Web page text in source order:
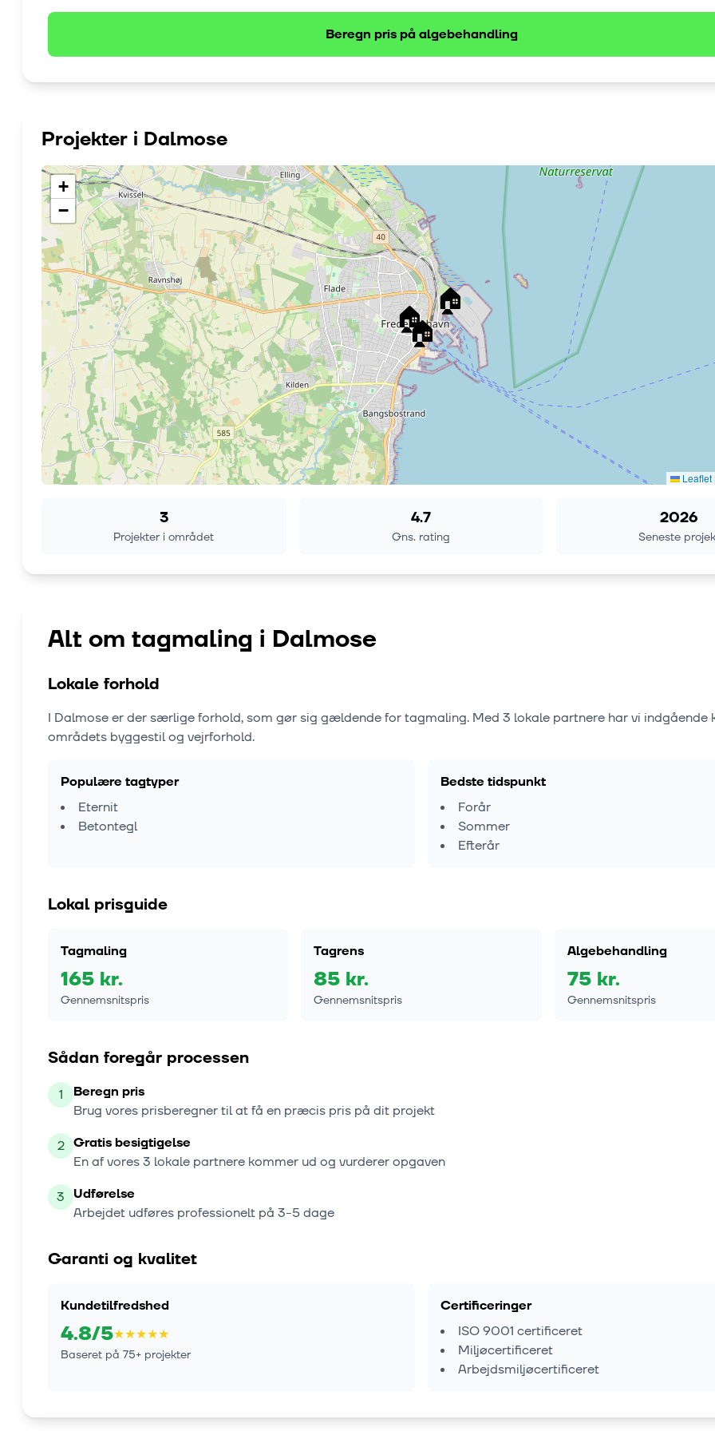
Beregn pris påalgebehandling
Projekter i Dalmose
🏠
🏠 🏠
+
−
Leaflet
3
Projekter i området
4.7
Gns. rating
2026
Seneste
Alt om tagmaling i Dalmose
Lokale forhold
I Dalmoseer der særlige forhold, som gør sig gældende for tagmaling. Med 3 lokale partnere har vi indgående
områdets byggestil og vejrforhold.
Populære tagtyper
Eternit
Betontegl
Bedste tidspunkt
Forår
Sommer
Efterår
Lokal prisguide
Tagmaling
165 kr.
Gennemsnitspris
Tagrens
85 kr.
Gennemsnitspris
Algebehandling
75kr.
Gennemsnitspris
Sådan foregår processen
1
Beregn pris
Brug vores prisberegner til at få en præcis pris på dit projekt
2 Gratis besigtigelse
En af vores3 lokale partnere kommer ud og vurderer opgaven
3 Udførelse
Arbejdet udføres professionelt på 3-5 dage
Garanti og kvalitet
Kundetilfredshed
4.8/5★★★★★
Baseret på 75+ projekter
Certificeringer
ISO 9001 certificeret
Miljøcertificeret
Arbejdsmiljøcertificeret